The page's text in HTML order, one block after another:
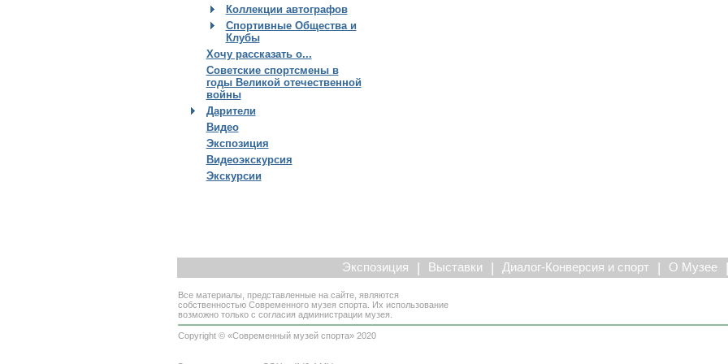
Коллекции автографов
Спортивные Общества и
Клубы
Хочу рассказать о...
Советские спортсмены в
годы Великой отечественной
войны
Дарители
Видео
Экспозиция
Видеоэкскурсия
Экскурсии
Экспозиция | Выставки | Диалог-Конверсия и спорт | О Музее |
Все материалы, представленные на сайте, являются
собственностью Современного музея спорта. Их использование
возможно только с согласия администрации музея.
Copyright © «Современный музей спорта» 2020